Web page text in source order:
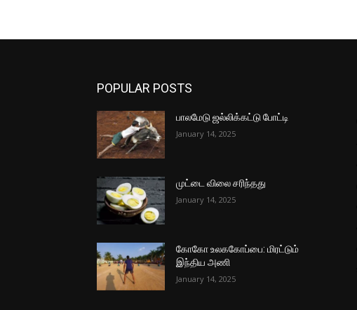
POPULAR POSTS
பாலமேடு ஜல்லிக்கட்டு போட்டி
January 14, 2025
முட்டை விலை சரிந்தது
January 14, 2025
கோகோ உலககோப்பை: மிரட்டும்
இந்திய அணி
January 14, 2025